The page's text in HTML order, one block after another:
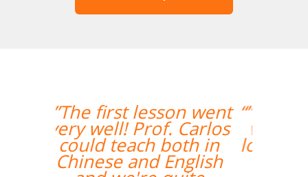
“”I had my second class
with Carol and it was
lovely. I am very happy
to have her as my